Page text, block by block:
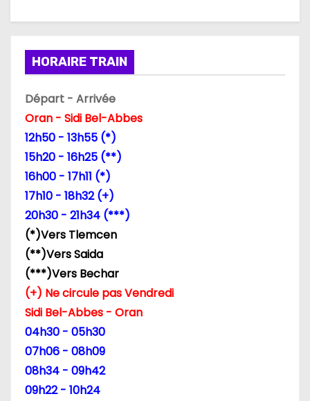
HORAIRE TRAIN
Départ - Arrivée
Oran - Sidi Bel-Abbes
12h50 - 13h55 (*)
15h20 - 16h25 (**)
16h00 - 17h11 (*)
17h10 - 18h32 (+)
20h30 - 21h34 (***)
(*)Vers Tlemcen
(**)Vers Saida
(***)Vers Bechar
(+) Ne circule pas Vendredi
Sidi Bel-Abbes - Oran
04h30 - 05h30
07h06 - 08h09
08h34 - 09h42
09h22 - 10h24